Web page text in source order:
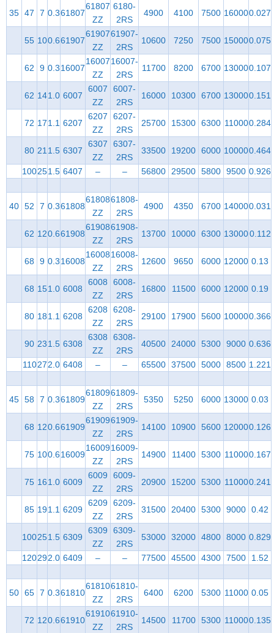
35 47 7 0.361807
61807
ZZ
6180-
2RS
4900 4100 7500 160000.027
55 100.661907
61907
ZZ
61907-
2RS
10600 7250 7500 150000.075
62 9 0.316007
16007
ZZ
16007-
2RS
11700 8200 6700 130000.107
62 141.0 6007
6007
ZZ
6007-
2RS
16000 10300 6700 130000.151
72 171.1 6207
6207
ZZ
6207-
2RS
25700 15300 6300 110000.284
80 211.5 6307
6307
ZZ
6307-
2RS
33500 19200 6000 100000.464
100251.5 6407 – – 56800 29500 5800 9500 0.926
40 52 7 0.361808
61808
ZZ
61808-
2RS
4900 4350 6700 140000.031
62 120.661908
61908
ZZ
61908-
2RS
13700 10000 6300 130000.112
68 9 0.316008
16008
ZZ
16008-
2RS
12600 9650 6000 12000 0.13
68 151.0 6008
6008
ZZ
6008-
2RS
16800 11500 6000 12000 0.19
80 181.1 6208
6208
ZZ
6208-
2RS
29100 17900 5600 100000.366
90 231.5 6308
6308
ZZ
6308-
2RS
40500 24000 5300 9000 0.636
110272.0 6408 – – 65500 37500 5000 8500 1.221
45 58 7 0.361809
61809
ZZ
61809-
2RS
5350 5250 6000 13000 0.03
68 120.661909
61909
ZZ
61909-
2RS
14100 10900 5600 120000.126
75 100.616009
16009
ZZ
16009-
2RS
14900 11400 5300 110000.167
75 161.0 6009
6009
ZZ
6009-
2RS
20900 15200 5300 110000.241
85 191.1 6209
6209
ZZ
6209-
2RS
31500 20400 5300 9000 0.42
100251.5 6309
6309
ZZ
6309-
2RS
53000 32000 4800 8000 0.829
120292.0 6409 – – 77500 45500 4300 7500 1.52
50 65 7 0.361810
61810
ZZ
61810-
2RS
6400 6200 5300 11000 0.05
72 120.661910
61910
ZZ
61910-
2RS
14500 11700 5300 110000.135